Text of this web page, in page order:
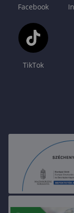
Facebook
TikTok